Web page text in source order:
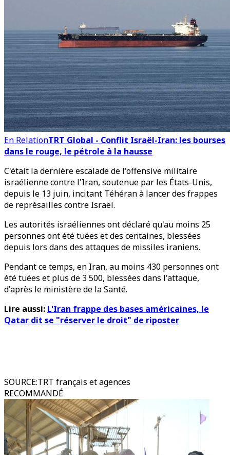
En RelationTRT Global - Conflit Israël-Iran: les bourses
dans le rouge, le pétrole à la hausse
C'était la dernière escalade de l'offensive militaire
israélienne contre l'Iran, soutenue par les États-Unis,
depuis le 13 juin, incitant Téhéran à lancer des frappes
de représailles contre Israël.
Les autorités israéliennes ont déclaré qu'au moins 25
personnes ont été tuées et des centaines, blessées
depuis lors dans des attaques de missiles iraniens.
Pendant ce temps, en Iran, au moins 430 personnes ont
été tuées et plus de 3 500, blessées dans l'attaque,
d'après le ministère de la Santé.
Lire aussi: L'Iran frappe des bases américaines, le
Qatar dit se "réserver le droit" de riposter
SOURCE:TRT français et agences
RECOMMANDÉ